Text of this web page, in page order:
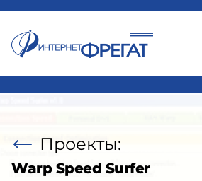
Проекты:
Warp Speed Surfer